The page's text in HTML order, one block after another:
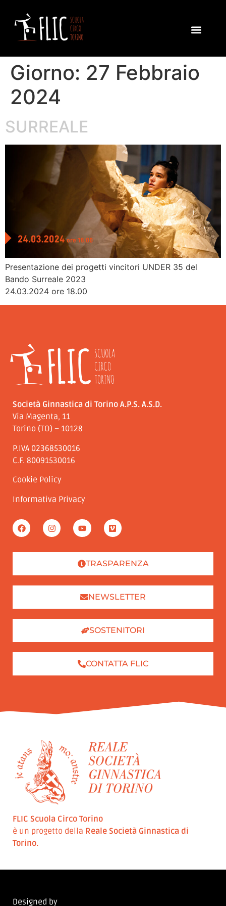
Giorno: 27 Febbraio
2024
SURREALE
Presentazione dei progetti vincitori UNDER 35 del
Bando Surreale 2023
24.03.2024 ore 18.00
Società Ginnastica di Torino A.P.S. A.S.D.
Via Magenta, 11
Torino (TO) – 10128
P.IVA 02368530016
C.F. 80091530016
Cookie Policy
Informativa Privacy
TRASPARENZA
NEWSLETTER
SOSTENITORI
CONTATTA FLIC
FLIC Scuola Circo Torino
è un progetto della Reale Società Ginnastica di
Torino.
Designed by